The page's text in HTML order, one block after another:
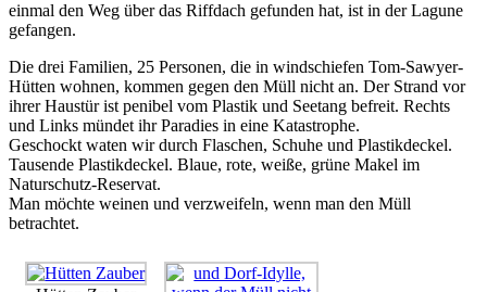
einmal den Weg über das Riffdach gefunden hat, ist in der Lagune
gefangen.
Die drei Familien, 25 Personen, die in windschiefen Tom-Sawyer-
Hütten wohnen, kommen gegen den Müll nicht an. Der Strand vor
ihrer Haustür ist penibel vom Plastik und Seetang befreit. Rechts
und Links mündet ihr Paradies in eine Katastrophe.
Geschockt waten wir durch Flaschen, Schuhe und Plastikdeckel.
Tausende Plastikdeckel. Blaue, rote, weiße, grüne Makel im
Naturschutz-Reservat.
Man möchte weinen und verzweifeln, wenn man den Müll
betrachtet.